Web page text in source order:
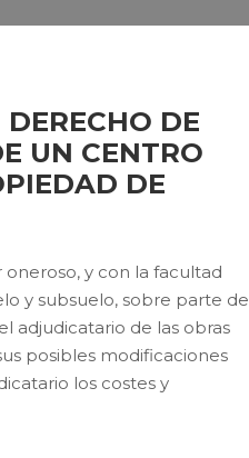
DE
UN CENTRO
DE
y con la facultad
y subsuelo, sobre parte de
adjudicatario de las obras
posibles modificaciones
los costes y